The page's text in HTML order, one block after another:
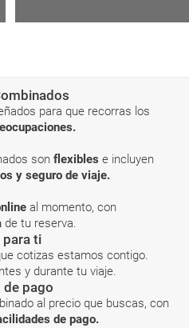
para que recorras los
son flexibles e incluyen
y seguro de viaje.
al momento, con
de tu reserva.
para ti
cotizas estamos contigo.
y durante tu viaje.
pago
al precio que buscas, con
de pago.